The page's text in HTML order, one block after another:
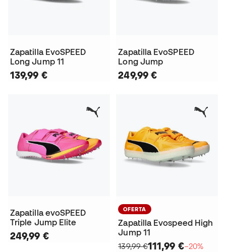
Zapatilla EvoSPEED
Long Jump 11
139,99 €
Zapatilla EvoSPEED
Long Jump
249,99 €
Zapatilla evoSPEED
Triple Jump Elite
249,99 €
OFERTA
Zapatilla Evospeed High
Jump 11
139,99 €111,99 €−20%